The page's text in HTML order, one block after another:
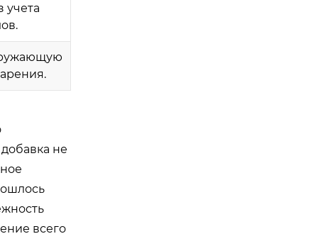
учета
не
всего